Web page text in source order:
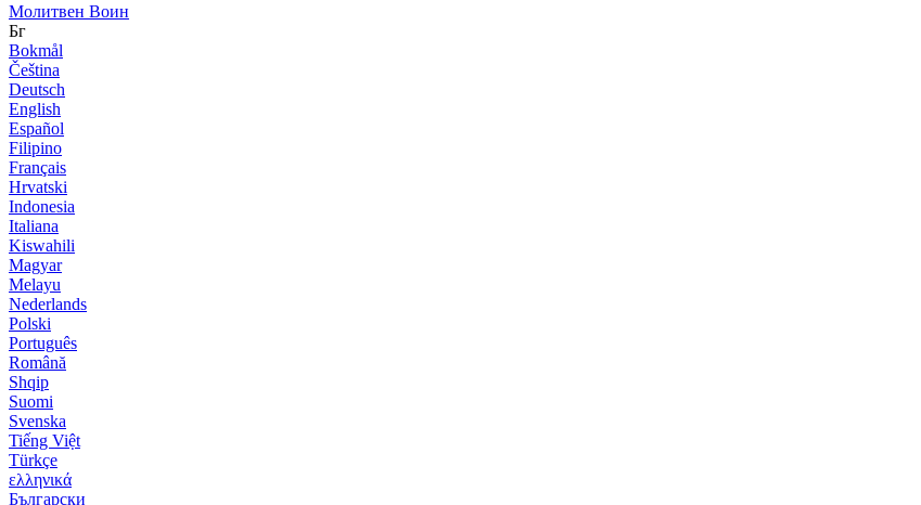
Молитвен Воин
Бг
Bokmål
Čeština
Deutsch
English
Español
Filipino
Français
Hrvatski
Indonesia
Italiana
Kiswahili
Magyar
Melayu
Nederlands
Polski
Português
Română
Shqip
Suomi
Svenska
Tiếng Việt
Türkçe
ελληνικά
Български